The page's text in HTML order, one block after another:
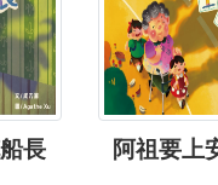
長 阿祖要上